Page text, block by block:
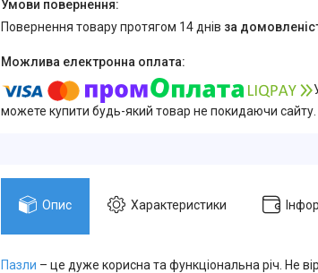
повернення товару протягом 14 днів за
можете купити будь-який товар не покидаючи сайту.
Опис Характеристики
Пазли – це дуже корисна та функціональна річ. Не